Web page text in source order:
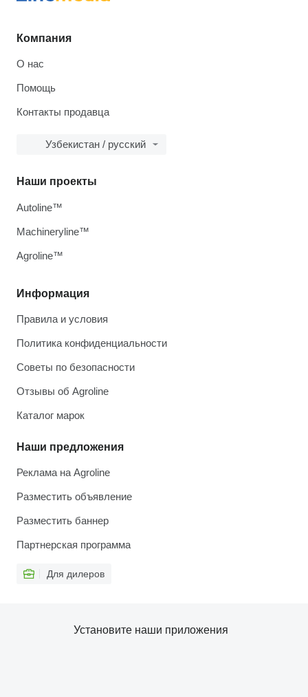
Компания
О нас
Помощь
Контакты продавца
Узбекистан / русский
Информация
Правила и условия
Политика конфиденциальности
Советы по безопасности
Отзывы об Agroline
Каталог марок
Наши предложения
Реклама на Agroline
Разместить объявление
Разместить баннер
Партнерская программа
Для дилеров
Наши проекты
Autoline™
Machineryline™
Agroline™
Установите наши приложения